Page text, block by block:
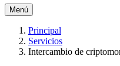
Menú
Principal
Servicios
Intercambio de